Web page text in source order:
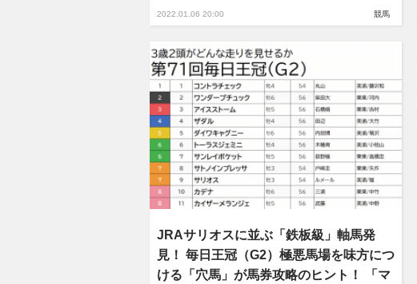
2022.01.06 20:00 競馬
JRAサリオスに並ぶ「鉄板級」軸馬発
見！ 毎日王冠（G2）極悪馬場を味方につ
ける「穴馬」が馬券攻略のヒント！ 「マ